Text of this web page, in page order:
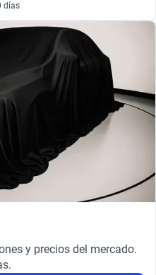
días
y precios del mercado.